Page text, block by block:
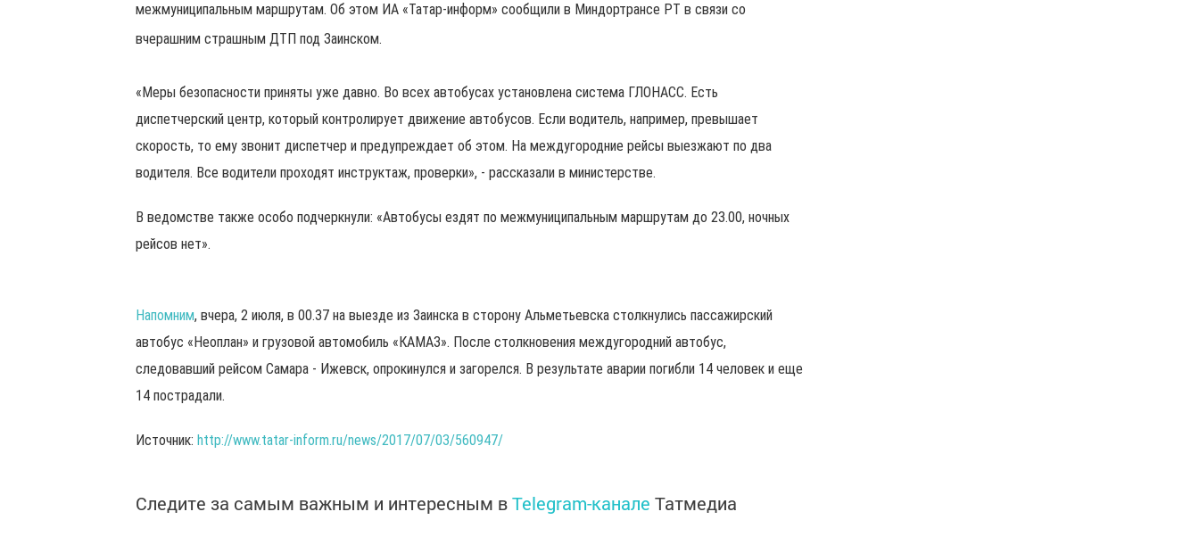
межмуниципальным маршрутам. Об этом ИА «Татар-информ» сообщили в Миндортрансе РТ в связи со
вчерашним страшным ДТП под Заинском.
«Меры безопасности приняты уже давно. Во всех автобусах установлена система ГЛОНАСС. Есть
диспетчерский центр, который контролирует движение автобусов. Если водитель, например, превышает
скорость, то ему звонит диспетчер и предупреждает об этом. На междугородние рейсы выезжают по два
водителя. Все водители проходят инструктаж, проверки», - рассказали в министерстве.
В ведомстве также особо подчеркнули: «Автобусы ездят по межмуниципальным маршрутам до 23.00, ночных
рейсов нет».
Напомним, вчера, 2 июля, в 00.37 на выезде из Заинска в сторону Альметьевска столкнулись пассажирский
автобус «Неоплан» и грузовой автомобиль «КАМАЗ». После столкновения междугородний автобус,
следовавший рейсом Самара - Ижевск, опрокинулся и загорелся. В результате аварии погибли 14 человек и еще
14 пострадали.
Источник: http://www.tatar-inform.ru/news/2017/07/03/560947/
Следите за самым важным и интересным вTelegram-канале Татмедиа